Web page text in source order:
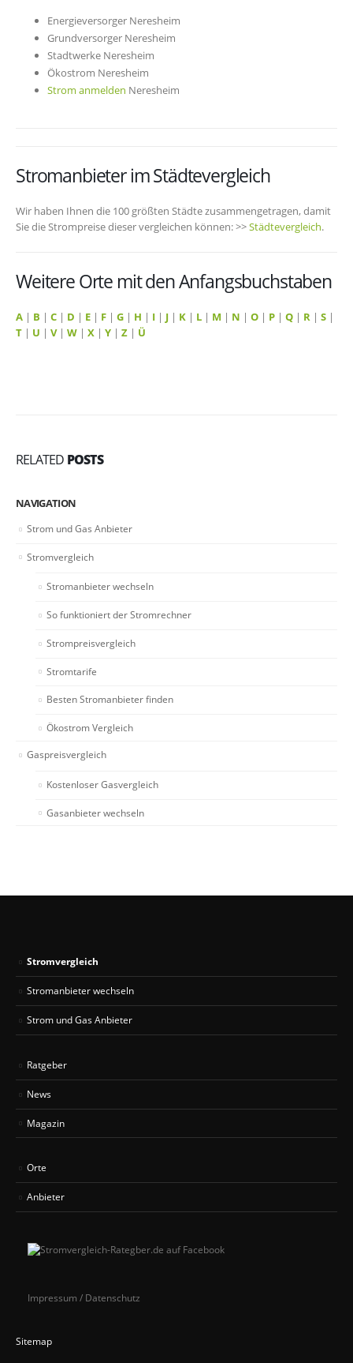
Energieversorger Neresheim
Grundversorger Neresheim
Stadtwerke Neresheim
Ökostrom Neresheim
Strom anmelden Neresheim
Stromanbieter im Städtevergleich
Wir haben Ihnen die 100 größten Städte zusammengetragen, damit
Sie die Strompreise dieser vergleichen können: >>Städtevergleich.
Weitere Orte mit den Anfangsbuchstaben
A | B | C | D | E | F | G | H | I | J | K | L | M | N | O | P | Q | R | S |
T | U | V| W | X | Y | Z | Ü
RELATED POSTS
NAVIGATION
Strom und Gas Anbieter
Stromvergleich
Stromanbieter wechseln
So funktioniert der Stromrechner
Strompreisvergleich
Stromtarife
Besten Stromanbieter finden
Ökostrom Vergleich
Gaspreisvergleich
Kostenloser Gasvergleich
Gasanbieter wechseln
Stromvergleich
Stromanbieter wechseln
Strom und Gas Anbieter
Ratgeber
News
Magazin
Orte
Anbieter
Impressum / Datenschutz
Sitemap